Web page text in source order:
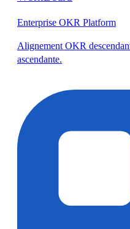
Enterprise OKR Platform